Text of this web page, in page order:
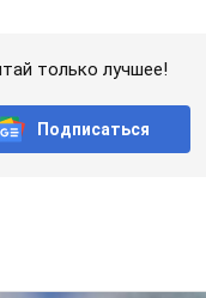
только лучшее!
Подписаться